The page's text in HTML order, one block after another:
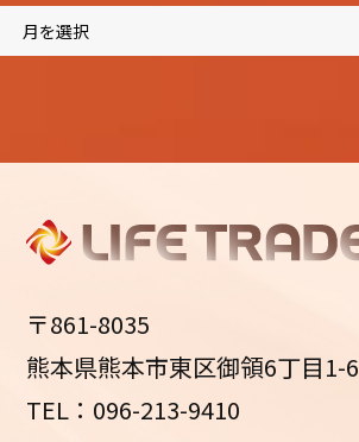
イ
〒861-8035
熊本県熊本市東区御領6丁目1-6
TEL：096-213-9410